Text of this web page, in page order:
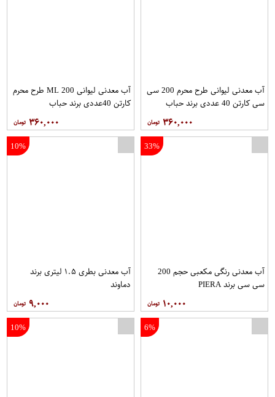
آب معدنی لیوانی طرح محرم 200 سی
سی کارتن 40 عددی برند حباب
۳۶۰,۰۰۰
آب معدنی لیوانی 200 ML طرح محرم
کارتن 40عددی برند حباب
۳۶۰,۰۰۰
33%
آب معدنی رنگی مکعبی حجم 200
سی سی برند PIERA
۱۰,۰۰۰
10%
آب معدنی بطری ۱.۵ لیتری برند
دماوند
۹,۰۰۰
6%
10%